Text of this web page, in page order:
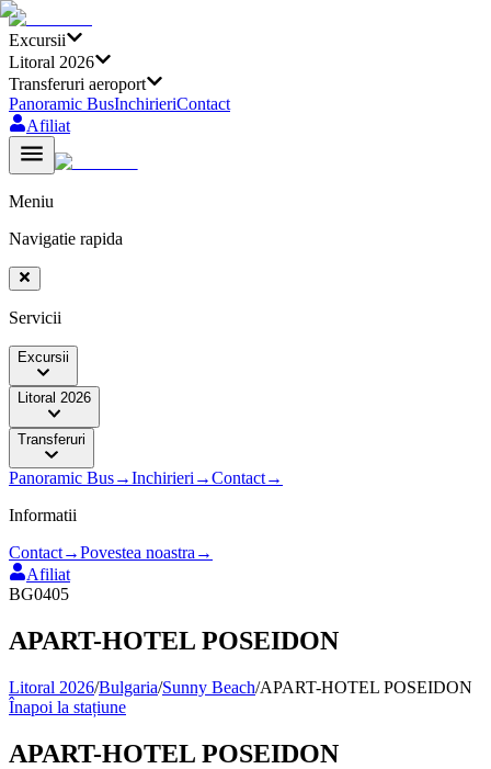
Excursii
Litoral 2026
Transferuri aeroport
Panoramic BusInchirieriContact
Afiliat
Meniu
Navigatie rapida
Servicii
Excursii
Litoral 2026
Transferuri
Panoramic Bus→Inchirieri →Contact→
Informatii
Contact→Povestea noastra →
Afiliat
BG0405
APART-HOTEL POSEIDON
Litoral 2026/Bulgaria/Sunny Beach/APART-HOTEL POSEIDON
Înapoi la stațiune
APART-HOTEL POSEIDON